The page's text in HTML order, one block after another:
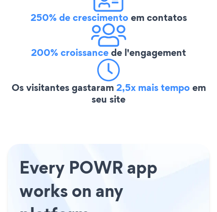
250% de crescimentoem contatos
200% croissancede l'engagement
Os visitantes gastaram2,5x mais tempoem
seu site
Every POWR app
works on any